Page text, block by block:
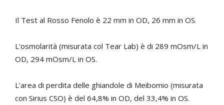
Il Test al Rosso Fenolo è 22 mm in OD, 26 mm in OS.
L’osmolarità (misurata col Tear Lab) è di 289 mOsm/L in
OD, 294 mOsm/L in OS.
L’area di perdita delle ghiandole di Meibomio (misurata
con Sirius CSO) è del 64,8% in OD, del 33,4% in OS.